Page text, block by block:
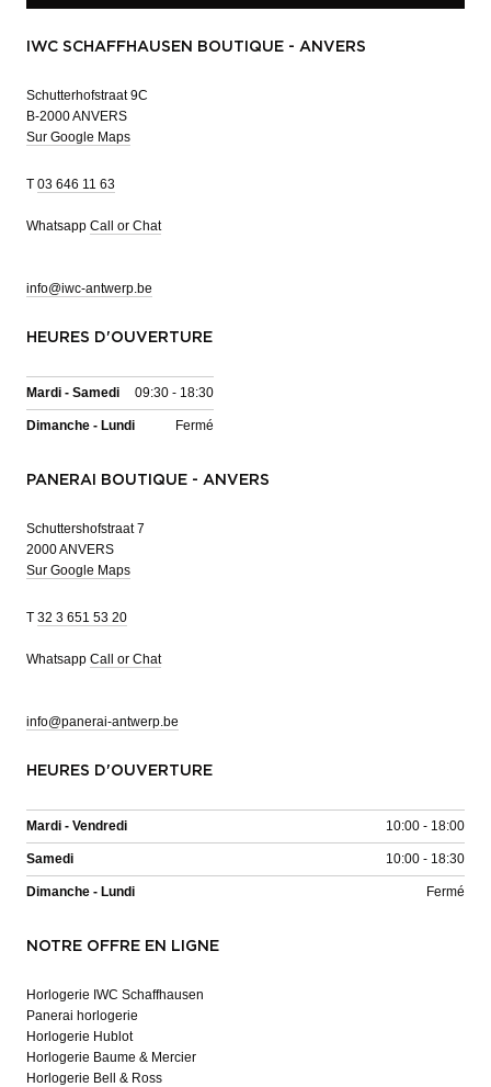
IWC SCHAFFHAUSEN BOUTIQUE - ANVERS
Schutterhofstraat 9C
B-2000 ANVERS
Sur Google Maps
T 03 646 11 63
Whatsapp Call or Chat
info@iwc-antwerp.be
HEURES D'OUVERTURE
Mardi - Samedi 09:30 - 18:30
Dimanche - Lundi Fermé
PANERAI BOUTIQUE - ANVERS
Schuttershofstraat 7
2000 ANVERS
Sur Google Maps
T 32 3 651 53 20
Whatsapp Call or Chat
info@panerai-antwerp.be
HEURES D'OUVERTURE
Mardi - Vendredi 10:00 - 18:00
Samedi 10:00 - 18:30
Dimanche - Lundi Fermé
NOTRE OFFRE EN LIGNE
Horlogerie IWC Schaffhausen
Panerai horlogerie
Horlogerie Hublot
Horlogerie Baume & Mercier
Horlogerie Bell & Ross